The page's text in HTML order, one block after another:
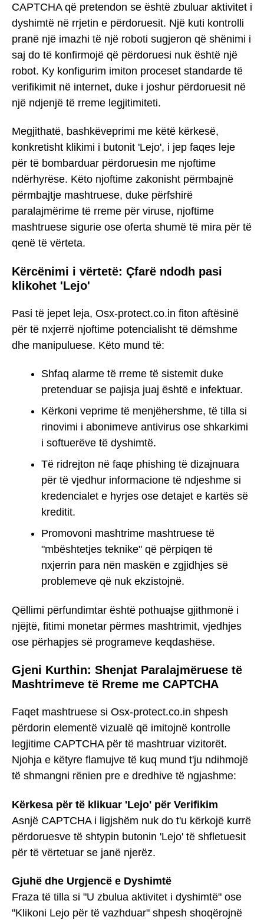
CAPTCHA që pretendon se është zbuluar aktivitet i
dyshimtë në rrjetin e përdoruesit. Një kuti kontrolli
pranë një imazhi të një roboti sugjeron që shënimi i
saj do të konfirmojë që përdoruesi nuk është një
robot. Ky konfigurim imiton proceset standarde të
verifikimit në internet, duke i joshur përdoruesit në
një ndjenjë të rreme legjitimiteti.
Megjithatë, bashkëveprimi me këtë kërkesë,
konkretisht klikimi i butonit 'Lejo', i jep faqes leje
për të bombarduar përdoruesin me njoftime
ndërhyrëse. Këto njoftime zakonisht përmbajnë
përmbajtje mashtruese, duke përfshirë
paralajmërime të rreme për viruse, njoftime
mashtruese sigurie ose oferta shumë të mira për të
qenë të vërteta.
Kërcënimi i vërtetë: Çfarë ndodh pasi
klikohet 'Lejo'
Pasi të jepet leja, Osx-protect.co.in fiton aftësinë
për të nxjerrë njoftime potencialisht të dëmshme
dhe manipuluese. Këto mund të:
Shfaq alarme të rreme të sistemit duke
pretenduar se pajisja juaj është e infektuar.
Kërkoni veprime të menjëhershme, të tilla si
rinovimi i abonimeve antivirus ose shkarkimi
i softuerëve të dyshimtë.
Të ridrejton në faqe phishing të dizajnuara
për të vjedhur informacione të ndjeshme si
kredencialet e hyrjes ose detajet e kartës së
kreditit.
Promovoni mashtrime mashtruese të
"mbështetjes teknike" që përpiqen të
nxjerrin para nën maskën e zgjidhjes së
problemeve që nuk ekzistojnë.
Qëllimi përfundimtar është pothuajse gjithmonë i
njëjtë, fitimi monetar përmes mashtrimit, vjedhjes
ose përhapjes së programeve keqdashëse.
Gjeni Kurthin: Shenjat Paralajmëruese të
Mashtrimeve të Rreme me CAPTCHA
Faqet mashtruese si Osx-protect.co.in shpesh
përdorin elementë vizualë që imitojnë kontrolle
legjitime CAPTCHA për të mashtruar vizitorët.
Njohja e këtyre flamujve të kuq mund t'ju ndihmojë
të shmangni rënien pre e dredhive të ngjashme:
Kërkesa për të klikuar 'Lejo' për Verifikim
Asnjë CAPTCHA i ligjshëm nuk do t'u kërkojë kurrë
përdoruesve të shtypin butonin 'Lejo' të shfletuesit
për të vërtetuar se janë njerëz.
Gjuhë dhe Urgjencë e Dyshimtë
Fraza të tilla si "U zbulua aktivitet i dyshimtë" ose
"Klikoni Lejo për të vazhduar" shpesh shoqërojnë